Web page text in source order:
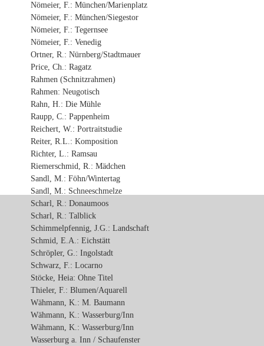
Nömeier, F.: München/Marienplatz
Nömeier, F.: München/Siegestor
Nömeier, F.: Tegernsee
Nömeier, F.: Venedig
Ortner, R.: Nürnberg/Stadtmauer
Price, Ch.: Ragatz
Rahmen (Schnitzrahmen)
Rahmen: Neugotisch
Rahn, H.: Die Mühle
Raupp, C.: Pappenheim
Reichert, W.: Portraitstudie
Reiter, R.L.: Komposition
Richter, L.: Ramsau
Riemerschmid, R.: Mädchen
Sandl, M.: Föhn/Wintertag
Sandl, M.: Schneeschmelze
Scharl, R.: Donaumoos
Scharl, R.: Talblick
Schimmelpfennig, J.G.: Landschaft
Schmid, E.A.: Eichstätt
Schröpler, G.: Ingolstadt
Schwarz, F.: Locarno
Stöcke, Heia: Ohne Titel
Thieler, F.: Blumen/Aquarell
Wähmann, K.: M. Baumann
Wähmann, K.: Wasserburg/Inn
Wähmann, K.: Wasserburg/Inn
Wasserburg a. Inn / Schaufenster